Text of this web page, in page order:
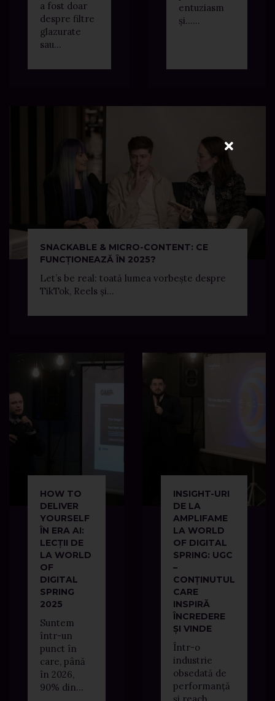
a fost doar
despre filtre
glazurate
sau...
entuziasm
și…...
SNACKABLE & MICRO-CONTENT: CE
FUNCȚIONEAZĂ ÎN 2025?
Let’s be real: toată lumea vorbește despre
TikTok, Reels și...
HOW TO
DELIVER
YOURSELF
ÎN ERA AI:
LECȚII DE
LA WORLD
OF
DIGITAL
SPRING
2025
Suntem
într-un
punct în
care, până
în 2026,
90% din...
INSIGHT-URI
DE LA
AMPLIFAME
LA WORLD
OF DIGITAL
SPRING: UGC
–
CONȚINUTUL
CARE
INSPIRĂ
ÎNCREDERE
ȘI VINDE
Într-o
industrie
obsedată de
performanță
și reach,